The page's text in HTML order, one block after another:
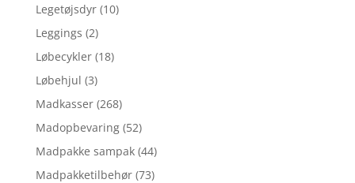
Legetøjsdyr (10)
Leggings (2)
Løbecykler (18)
Løbehjul (3)
Madkasser (268)
Madopbevaring (52)
Madpakke sampak (44)
Madpakketilbehør (73)